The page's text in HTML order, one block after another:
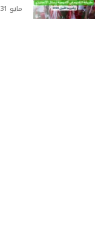
مايو 31, 2026